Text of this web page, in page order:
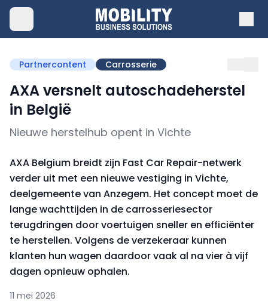
Partnercontent Carrosserie
AXA versnelt autoschadeherstel
in België
Nieuwe herstelhub opent in Vichte
AXA Belgium breidt zijn Fast Car Repair-netwerk
verder uit met een nieuwe vestiging in Vichte,
deelgemeente van Anzegem. Het concept moet de
lange wachttijden in de carrosseriesector
terugdringen door voertuigen sneller en efficiënter
te herstellen. Volgens de verzekeraar kunnen
klanten hun wagen daardoor vaak al na vier à vijf
dagen opnieuw ophalen.
11 mei 2026